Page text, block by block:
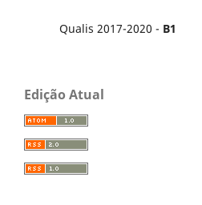
Qualis 2017-2020 - B1
Edição Atual